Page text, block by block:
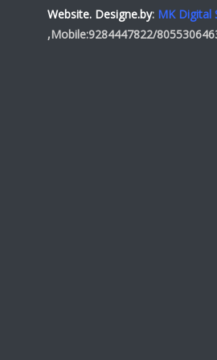
Website. Designe.by: MK Digital
,Mobile:9284447822/